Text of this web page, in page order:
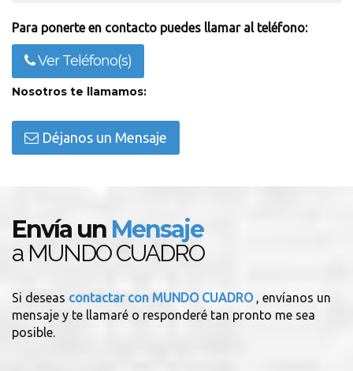
Para ponerte en contacto puedes llamar al teléfono:
Ver Teléfono(s)
Nosotros te llamamos:
Déjanos un Mensaje
Envía un Mensaje
a MUNDO CUADRO
Si deseas contactar con MUNDO CUADRO , envíanos un
mensaje y te llamaré o responderé tan pronto me sea
posible.